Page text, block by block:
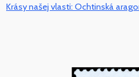
Krásy našej vlasti: Ochtinská